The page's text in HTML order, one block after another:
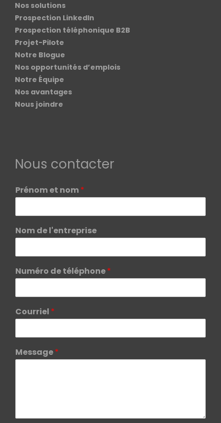
Nos solutions
Prospection LinkedIn
Prospection téléphonique B2B
Projet-Pilote
Notre Blogue
Nos opportunités d’emplois
Notre Équipe
Nos avantages
Nous joindre
Nous contacter
Prénom et nom *
Nom de l'entreprise
Numéro de téléphone*
Courriel *
Message*